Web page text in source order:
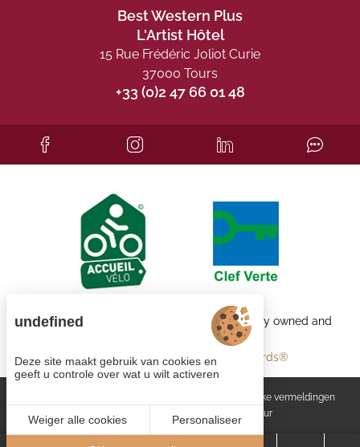
Best Western Plus
L'Artist Hôtel
15 Rue Frédéric Joliot Curie
37000 Tours
+33 (0)2 47 66 01 48
Each BWH℠ Hotels property is independently owned and
bestwestern.fr- Best Western Rewards®
Wettelijke vermeldingen
Site map
© 2023Juliana Web créateur
undefined
Deze site maakt gebruik van cookies en
geeft u controle over wat u wilt activeren
Weiger alle cookies Personaliseer